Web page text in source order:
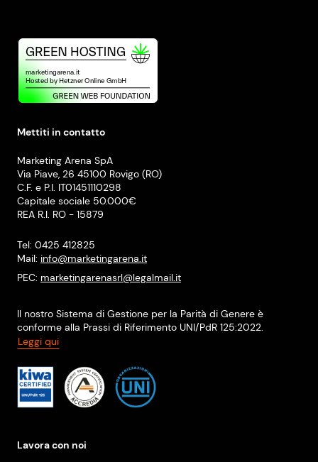
Mettiti in contatto
Marketing Arena SpA
Via Piave, 26 45100 Rovigo (RO)
C.F. e P.I. IT01451110298
Capitale sociale 50.000€
REA R.I. RO - 15879
Tel: 0425 412825
Mail: info@marketingarena.it
PEC: marketingarenasrl@legalmail.it
Il nostro Sistema di Gestione per la Parità di Genere è
conforme alla Prassi di Riferimento UNI/PdR 125:2022.
Leggi qui
Lavora con noi